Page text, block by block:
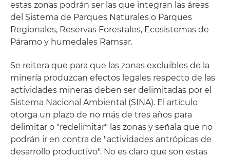
estas zonas podrán ser las que integran las áreas
del Sistema de Parques Naturales o Parques
Regionales, Reservas Forestales, Ecosistemas de
Páramo y humedales Ramsar.
Se reitera que para que las zonas excluibles de la
minería produzcan efectos legales respecto de las
actividades mineras deben ser delimitadas por el
Sistema Nacional Ambiental (SINA). El artículo
otorga un plazo de no más de tres años para
delimitar o "redelimitar" las zonas y señala que no
podrán ir en contra de "actividades antrópicas de
desarrollo productivo". No es claro que son estas